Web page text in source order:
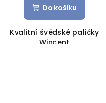
Do košíku
Kvalitní švédské paličky
Wincent